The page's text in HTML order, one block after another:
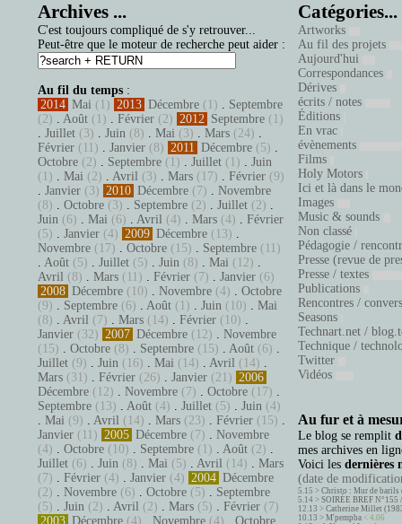
Archives ...
C'est toujours compliqué de s'y retrouver...
Peut-être que le moteur de recherche peut aider :
Au fil du temps :
2014 Mai (1) 2013 Décembre (1) . Septembre
(2) . Août (1) . Février (2) 2012 Septembre (1)
. Juillet (3) . Juin (8) . Mai (3) . Mars (24) .
Février (11) . Janvier (8) 2011 Décembre (5) .
Octobre (2) . Septembre (1) . Juillet (1) . Juin
(1) . Mai (2) . Avril (3) . Mars (17) . Février (9)
. Janvier (3) 2010 Décembre (7) . Novembre
(8) . Octobre (3) . Septembre (2) . Juillet (2) .
Juin (6) . Mai (6) . Avril (4) . Mars (4) . Février
(5) . Janvier (4) 2009 Décembre (13) .
Novembre (17) . Octobre (15) . Septembre (11)
. Août (5) . Juillet (5) . Juin (8) . Mai (12) .
Avril (8) . Mars (11) . Février (7) . Janvier (6)
2008 Décembre (10) . Novembre (4) . Octobre
(9) . Septembre (6) . Août (1) . Juin (10) . Mai
(8) . Avril (7) . Mars (14) . Février (10) .
Janvier (32) 2007 Décembre (12) . Novembre
(15) . Octobre (8) . Septembre (15) . Août (6) .
Juillet (9) . Juin (16) . Mai (14) . Avril (14) .
Mars (31) . Février (26) . Janvier (21) 2006
Décembre (12) . Novembre (7) . Octobre (17) .
Septembre (13) . Août (4) . Juillet (5) . Juin (4)
. Mai (9) . Avril (14) . Mars (23) . Février (15) .
Janvier (11) 2005 Décembre (7) . Novembre
(4) . Octobre (10) . Septembre (1) . Août (2) .
Juillet (6) . Juin (8) . Mai (5) . Avril (14) . Mars
(7) . Février (4) . Janvier (4) 2004 Décembre
(2) . Novembre (6) . Octobre (5) . Septembre
(5) . Juin (2) . Avril (2) . Mars (5) . Février (7)
2003 Décembre (4) . Novembre (4) . Octobre
Catégories...
Artworks
Au fil des projets
Aujourd'hui
Correspondances
Dérives
écrits / notes
Éditions
En vrac
évènements
Films
Holy Motors
Ici et là dans le
Images
Music & sounds
Non classé
Pédagogie /
Presse (revue de
Presse / textes
Publications
Rencontres /
Seasons
Technart.net /
Technique /
Twitter
Vidéos
Au fur et à
Le blog se remplit
mes archives en
Voici les dernières
(date de
5.15 > Christo : Mur de barils
5.14 > SOIRÉE BREF
12.13 > Catherine Millet
10.13 > M'pempba < 4.06